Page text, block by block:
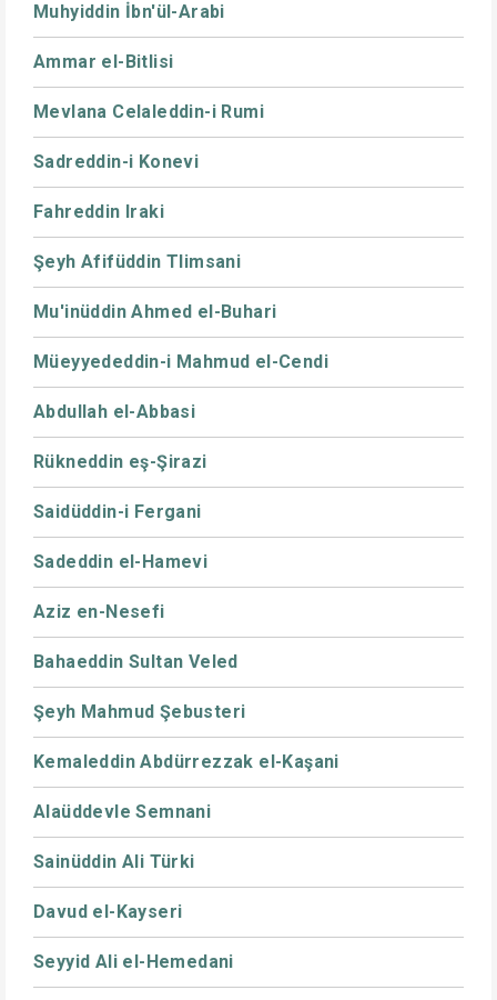
Muhyiddin İbn'ül-Arabi
Ammar el-Bitlisi
Mevlana Celaleddin-i Rumi
Sadreddin-i Konevi
Fahreddin Iraki
Şeyh Afifüddin Tlimsani
Mu'inüddin Ahmed el-Buhari
Müeyyededdin-i Mahmud el-Cendi
Abdullah el-Abbasi
Rükneddin eş-Şirazi
Saidüddin-i Fergani
Sadeddin el-Hamevi
Aziz en-Nesefi
Bahaeddin Sultan Veled
Şeyh Mahmud Şebusteri
Kemaleddin Abdürrezzak el-Kaşani
Alaüddevle Semnani
Sainüddin Ali Türki
Davud el-Kayseri
Seyyid Ali el-Hemedani